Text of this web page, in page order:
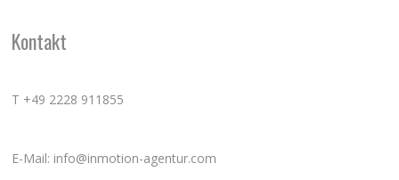
Kontakt
T +49 2228 911855
E-Mail: info@inmotion-agentur.com